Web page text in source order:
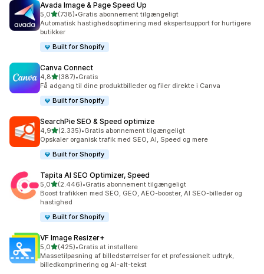
Avada Image & Page Speed Up
5,0ud af 5 stjerner
(738)
738 anmeldelser i alt
•Gratis abonnement tilgængeligt
Automatisk hastighedsoptimering med ekspertsupport for hurtigere
butikker
Built for Shopify
Canva Connect
4,8ud af 5 stjerner
(387)
387 anmeldelser i alt
•Gratis
Få adgang til dine produktbilleder og filer direkte i Canva
Built for Shopify
SearchPie SEO & Speed optimize
4,9ud af 5 stjerner
(2.335)
2335 anmeldelser i alt
•Gratis abonnement tilgængeligt
Opskaler organisk trafik med SEO, AI, Speed og mere
Built for Shopify
Tapita AI SEO Optimizer, Speed
5,0ud af 5 stjerner
(2.446)
2446 anmeldelser i alt
•Gratis abonnement tilgængeligt
Boost trafikken med SEO, GEO, AEO-booster, AI SEO-billeder og
hastighed
Built for Shopify
VF Image Resizer+
5,0ud af 5 stjerner
(425)
425 anmeldelser i alt
•Gratis at installere
Massetilpasning af billedstørrelser for et professionelt udtryk,
billedkomprimering og AI-alt-tekst